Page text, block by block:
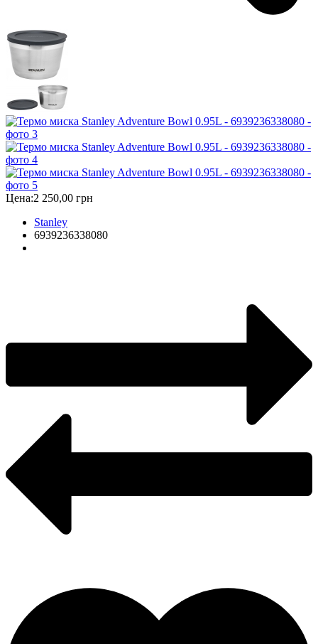
Цена:2 250,00 грн
Stanley
6939236338080